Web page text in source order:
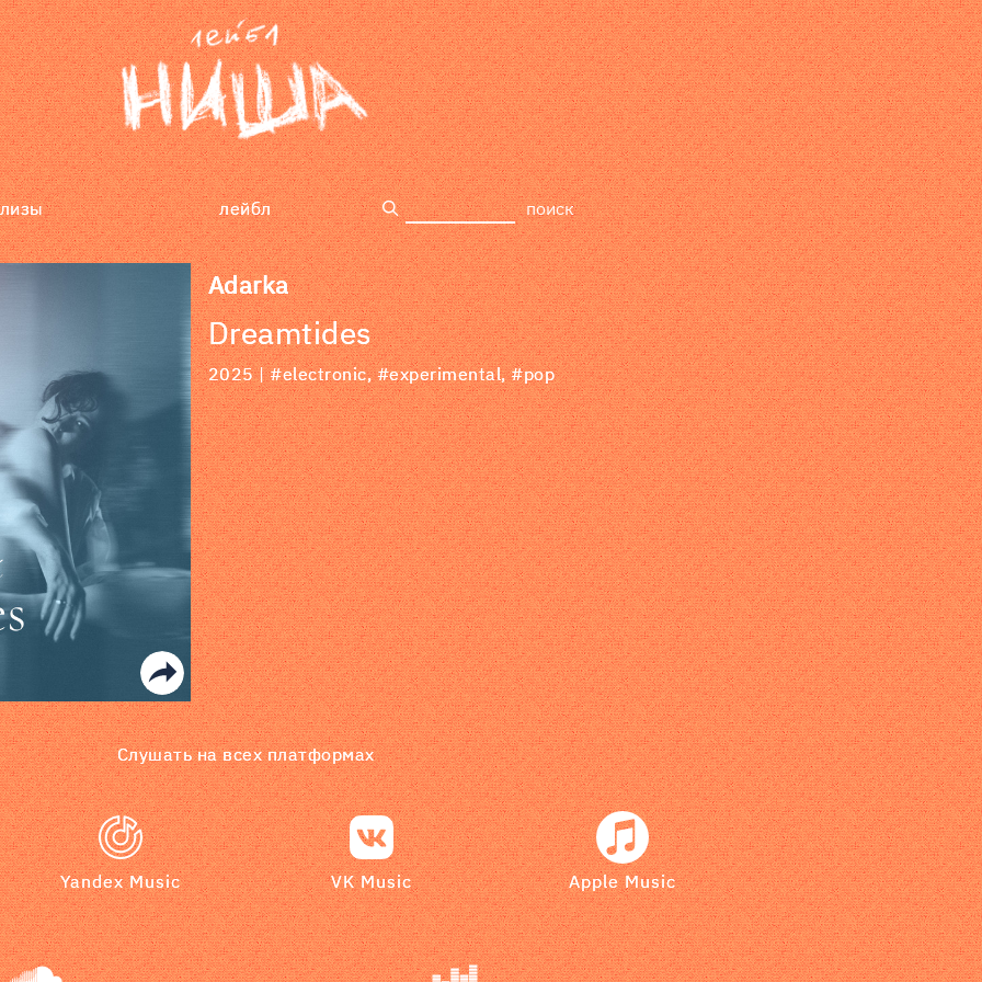
релизы
лейбл
поиск
лейбл поиск
Adarka
Dreamtides
2025 |#electronic,#experimental,#pop
Слушать на всех платформах
Yandex Music VK Music Apple Music